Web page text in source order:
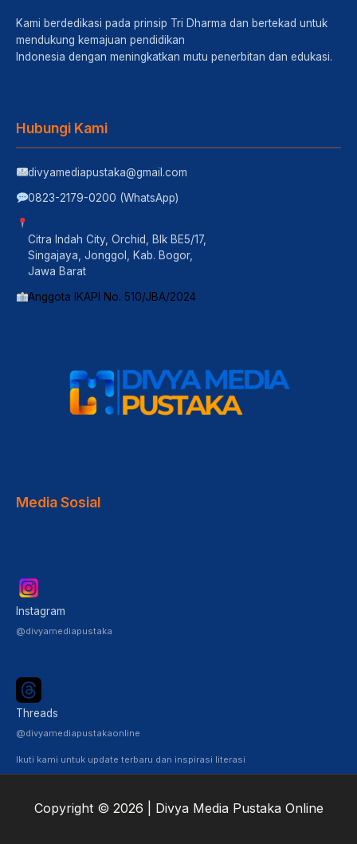
Kami berdedikasi pada prinsip Tri Dharma dan bertekad untuk
mendukung kemajuan pendidikan
Indonesia dengan meningkatkan mutu penerbitan dan edukasi.
Hubungi Kami
divyamediapustaka@gmail.com
0823-2179-0200 (WhatsApp)
Citra Indah City, Orchid, Blk BE5/17,
Singajaya, Jonggol, Kab. Bogor,
Jawa Barat
Anggota IKAPI No. 510/JBA/2024
Media Sosial
Instagram
@divyamediapustaka
Threads
@divyamediapustakaonline
Ikuti kami untuk update terbaru dan inspirasi literasi
Copyright © 2026 | Divya Media Pustaka Online